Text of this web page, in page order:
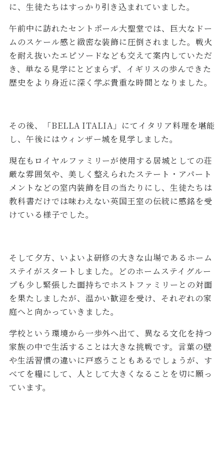
に、生徒たちはすっかり引き込まれていました。
午前中に訪れたセントポール大聖堂では、巨大なドー
ムのスケール感と緻密な装飾に圧倒されました。戦火
を耐え抜いたエピソードなども交えて案内していただ
き、単なる見学にとどまらず、イギリスの歩んできた
歴史をより身近に深く学ぶ貴重な時間となりました。
その後、「BELLA ITALIA」にてイタリア料理を堪能
し、午後にはウィンザー城を見学しました。
現在もロイヤルファミリーが使用する居城としての荘
厳な雰囲気や、美しく整えられたステート・アパート
メントなどの室内装飾を目の当たりにし、生徒たちは
教科書だけでは味わえない英国王室の伝統に感銘を受
けている様子でした。
そして夕方、いよいよ研修の大きな山場であるホーム
ステイがスタートしました。どのホームステイグルー
プも少し緊張した面持ちでホストファミリーとの対面
を果たしましたが、温かい歓迎を受け、それぞれの家
庭へと向かっていきました。
学校という環境から一歩外へ出て、異なる文化を持つ
家族の中で生活することは大きな挑戦です。言葉の壁
や生活習慣の違いに戸惑うこともあるでしょうが、す
べてを糧にして、人として大きくなることを切に願っ
ています。